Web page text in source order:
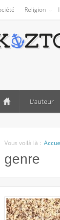
Religion
L’auteur
Vous voilà là :
genre